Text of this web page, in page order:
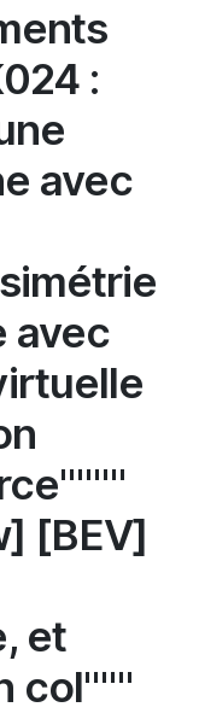
:
avec
avec
[BEV]
et
col"""